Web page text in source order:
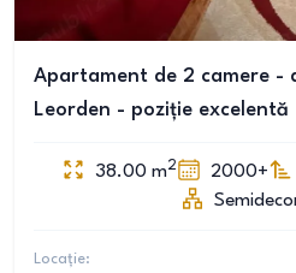
Apartament de 2 camere -
Leorden - poziție excelentă
38.00 m2 2000+
Locație: